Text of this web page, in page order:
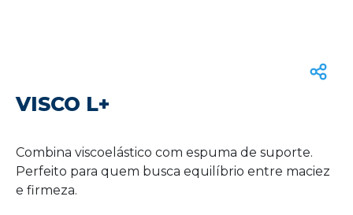
VISCO L+
Combina viscoelástico com espuma de suporte.
Perfeito para quem busca equilíbrio entre maciez
e firmeza.